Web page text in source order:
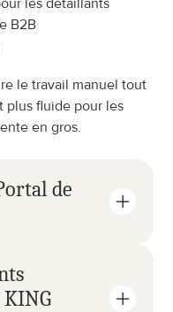
les détaillants
B2B
le travail manuel tout
plus fluide pour les
en gros.
de